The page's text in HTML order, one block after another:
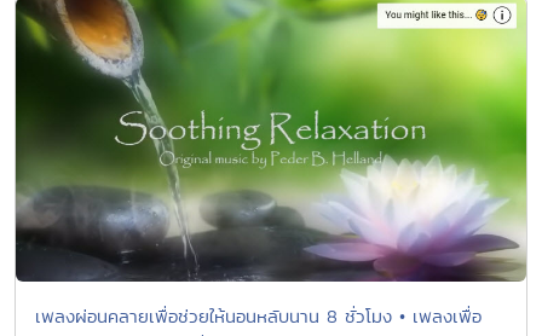
เพลงผ่อนคลายเพื่อช่วยให้นอนหลับนาน 8 ชั่วโมง • เพลงเพื่อ